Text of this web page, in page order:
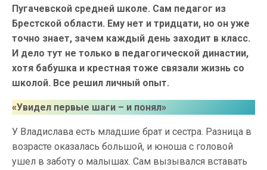
Пугачевской средней школе. Сам педагог из
Брестской области. Ему нет и тридцати, но он уже
точно знает, зачем каждый день заходит в класс.
И дело тут не только в педагогической династии,
хотя бабушка и крестная тоже связали жизнь со
школой. Все решил личный опыт.
«Увидел первые шаги – и понял»
У Владислава есть младшие брат и сестра. Разница в
возрасте оказалась большой, и юноша с головой
ушел в заботу о малышах. Сам вызывался вставать